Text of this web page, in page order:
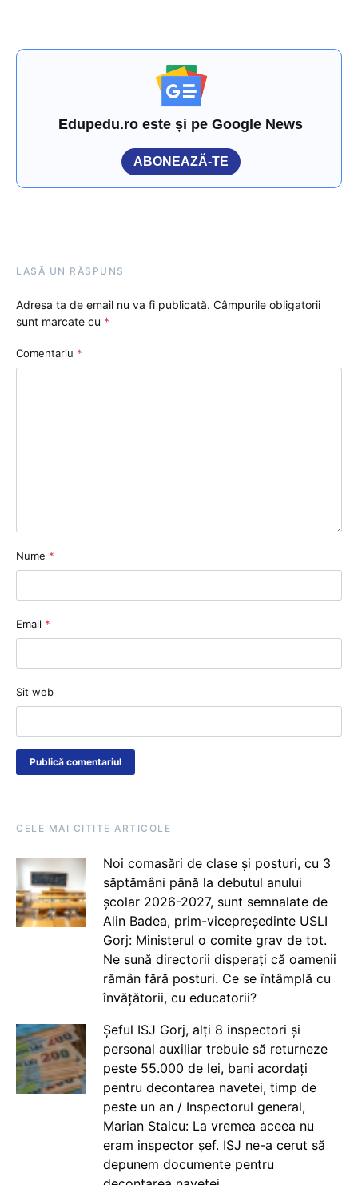
Edupedu.ro este și pe Google News
ABONEAZĂ-TE
LASĂ UN RĂSPUNS
Adresa ta de email nu va fi publicată. Câmpurile obligatorii
sunt marcate cu *
Comentariu *
Nume *
Email *
Sit web
CELE MAI CITITE ARTICOLE
Noi comasări de clase și posturi, cu 3
săptămâni până la debutul anului
școlar 2026-2027, sunt semnalate de
Alin Badea, prim-vicepreședinte USLI
Gorj: Ministerul o comite grav de tot.
Ne sună directorii disperați că oamenii
rămân fără posturi. Ce se întâmplă cu
învățătorii, cu educatorii?
Șeful ISJ Gorj, alți 8 inspectori și
personal auxiliar trebuie să returneze
peste 55.000 de lei, bani acordați
pentru decontarea navetei, timp de
peste un an / Inspectorul general,
Marian Staicu: La vremea aceea nu
eram inspector șef. ISJ ne-a cerut să
depunem documente pentru